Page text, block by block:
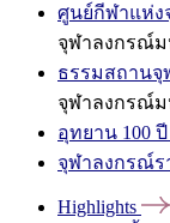
ศูนย์กีฬาแห่ง
จุฬาลงกรณ์ม
ธรรมสถาน
จุฬาลงกรณ์ม
อุทยาน 100
จุฬาลงกรณ์
Highlights